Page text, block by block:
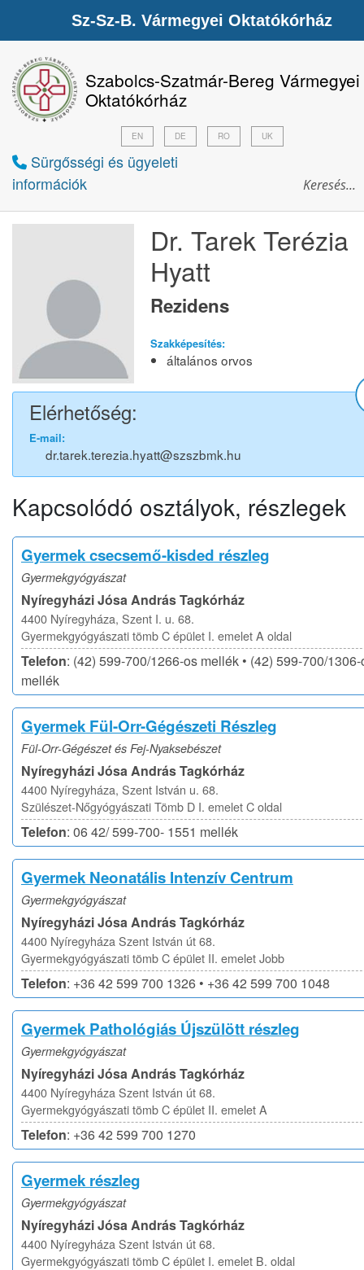
Szabolcs-Szatmár-Bereg Vármegyei
Oktatókórház
Sürgősségi és ügyeleti
információk
EN DE RO UK
Dr. Tarek Terézia
Hyatt
Rezidens
Szakképesítés:
általános orvos
Elérhetőség:
E-mail:
dr.tarek.terezia.hyatt@szszbmk.hu
Kapcsolódó osztályok, részlegek
Gyermek csecsemő-kisded részleg
Gyermekgyógyászat
Nyíregyházi Jósa András Tagkórház
4400 Nyíregyháza, Szent I. u. 68.
Gyermekgyógyászati tömb C épület I. emelet A oldal
Telefon: (42) 599-700/1266-os mellék • (42) 599-700/
mellék
Gyermek Fül-Orr-Gégészeti Részleg
Fül-Orr-Gégészet és Fej-Nyaksebészet
Nyíregyházi Jósa András Tagkórház
4400 Nyíregyháza, Szent István u. 68.
Szülészet-Nőgyógyászati Tömb D I. emelet C oldal
Telefon: 06 42/ 599-700- 1551 mellék
Gyermek Neonatális Intenzív Centrum
Gyermekgyógyászat
Nyíregyházi Jósa András Tagkórház
4400 Nyíregyháza Szent István út 68.
Gyermekgyógyászati tömb C épület II. emelet Jobb
Telefon: +36 42 599 700 1326 • +36 42 599 700 1048
Gyermek Pathológiás Újszülött részleg
Gyermekgyógyászat
Nyíregyházi Jósa András Tagkórház
4400 Nyíregyháza Szent István út 68.
Gyermekgyógyászati tömb C épület II. emelet A
Telefon: +36 42 599 700 1270
Gyermek részleg
Gyermekgyógyászat
Nyíregyházi Jósa András Tagkórház
4400 Nyíregyháza Szent István út 68.
Gyermekgyógyászati tömb C épület I. emelet B. oldal
Sz-Sz-B. Vármegyei Oktatókórház